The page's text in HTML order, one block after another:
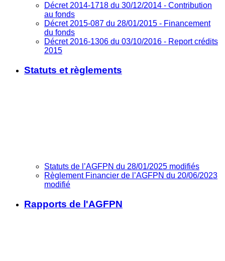
Décret 2014-1718 du 30/12/2014 - Contribution
au fonds
Décret 2015-087 du 28/01/2015 - Financement
du fonds
Décret 2016-1306 du 03/10/2016 - Report crédits
2015
Statuts et règlements
Statuts de l’AGFPN du 28/01/2025 modifiés
Règlement Financier de l’AGFPN du 20/06/2023
modifié
Rapports de l'AGFPN